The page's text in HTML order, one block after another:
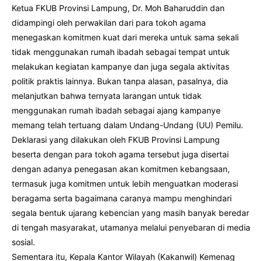
Ketua FKUB Provinsi Lampung, Dr. Moh Baharuddin dan
didampingi oleh perwakilan dari para tokoh agama
menegaskan komitmen kuat dari mereka untuk sama sekali
tidak menggunakan rumah ibadah sebagai tempat untuk
melakukan kegiatan kampanye dan juga segala aktivitas
politik praktis lainnya. Bukan tanpa alasan, pasalnya, dia
melanjutkan bahwa ternyata larangan untuk tidak
menggunakan rumah ibadah sebagai ajang kampanye
memang telah tertuang dalam Undang-Undang (UU) Pemilu.
Deklarasi yang dilakukan oleh FKUB Provinsi Lampung
beserta dengan para tokoh agama tersebut juga disertai
dengan adanya penegasan akan komitmen kebangsaan,
termasuk juga komitmen untuk lebih menguatkan moderasi
beragama serta bagaimana caranya mampu menghindari
segala bentuk ujarang kebencian yang masih banyak beredar
di tengah masyarakat, utamanya melalui penyebaran di media
sosial.
Sementara itu, Kepala Kantor Wilayah (Kakanwil) Kemenag